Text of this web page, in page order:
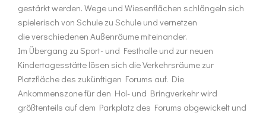
gestärkt werden. Wege und Wiesenflächen schlängeln sich
spielerisch von Schule zu Schule und vernetzen
die verschiedenen Außenräume miteinander.
Im Übergang zu Sport- und Festhalle und zur neuen
Kindertagesstätte lösen sich die Verkehrsräume zur
Platzfläche des zukünftigen Forums auf. Die
Ankommenszone für den Hol- und Bringverkehr wird
größtenteils auf dem Parkplatz des Forums abgewickelt und